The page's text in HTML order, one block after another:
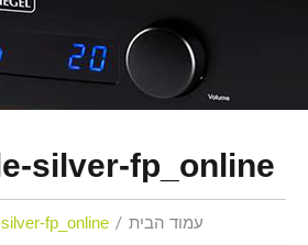
silver-fp_online
עמוד הבית fp_online